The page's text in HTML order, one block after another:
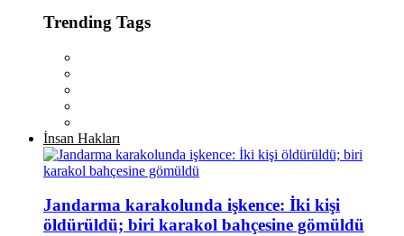
Trending Tags
İnsan Hakları
Jandarma karakolunda işkence: İki kişi
öldürüldü; biri karakol bahçesine gömüldü